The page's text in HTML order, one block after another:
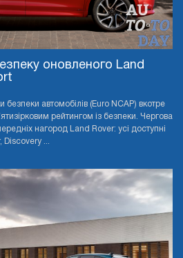
оновленого Land
автомобілів (Euro NCAP) вкотре
рейтингом із безпеки. Чергова
нагород Land Rover: усі доступні
...